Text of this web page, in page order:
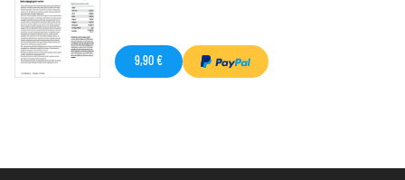
9,90 €